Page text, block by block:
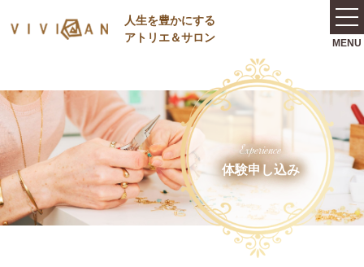
⼈⽣を豊かにする
アトリエ＆サロン
Experience
体験申し込み